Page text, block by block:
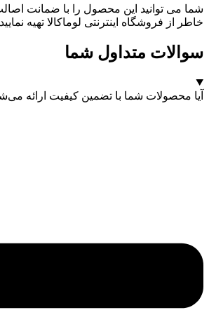
شما می توانید این محصول را با ضمانت
خاطر از فروشگاه اینترنتی لوماکالا تهیه
سوالات متداول شما
آیا محصولات شما با تضمین کیفیت ارائه